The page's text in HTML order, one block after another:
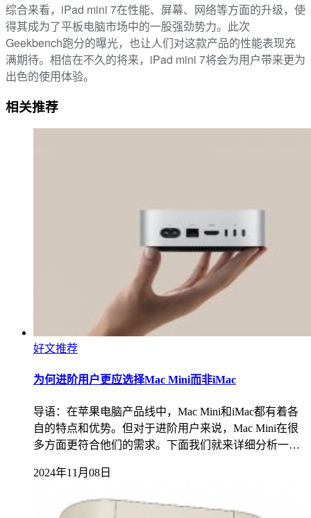
综合来看，iPad mini 7在性能、屏幕、网络等方面的升级，使
得其成为了平板电脑市场中的一股强劲势力。此次
Geekbench跑分的曝光，也让人们对这款产品的性能表现充
满期待。相信在不久的将来，iPad mini 7将会为用户带来更为
出色的使用体验。
相关推荐
好文推荐
为何进阶用户更应选择Mac Mini而非iMac
导语：在苹果电脑产品线中，Mac Mini和iMac都有着各
自的特点和优势。但对于进阶用户来说，Mac Mini在很
多方面更符合他们的需求。下面我们就来详细分析一…
2024年11月08日